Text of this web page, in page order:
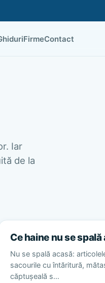
FirmeContact
Iar
de la
Ce haine nu se spală
Nu se spală acasă:
sacourile cu întăritură,
căptușeală s…